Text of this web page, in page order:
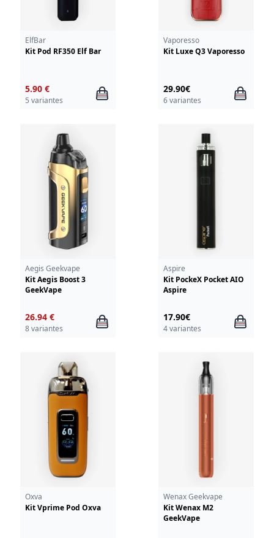
ElfBar
Kit Pod RF350 Elf Bar
5.90 €
5 variantes
Vaporesso
Kit Luxe Q3 Vaporesso
29.90€
6 variantes
Aegis Geekvape
Kit Aegis Boost 3
GeekVape
26.94 €
8 variantes
Aspire
Kit PockeX Pocket AIO
Aspire
17.90€
4 variantes
Oxva
Kit Vprime Pod Oxva
Wenax Geekvape
Kit Wenax M2
GeekVape